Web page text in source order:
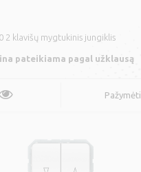
2 klavišų mygtukinis jungiklis
pateikiama pagal užklausą
Pažymėti